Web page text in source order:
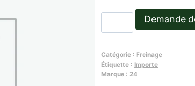
de
:
Joint
Demande
Catégorie : Freinage
Étiquette : Importe
Marque :24